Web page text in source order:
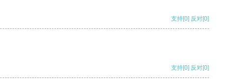
支持[0] 反对[0]
支持[0] 反对[0]